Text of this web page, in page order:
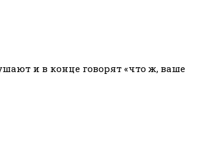
и в конце говорят «что ж, ваше